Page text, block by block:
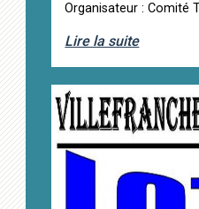
Organisateur : Comité
Lire la suite